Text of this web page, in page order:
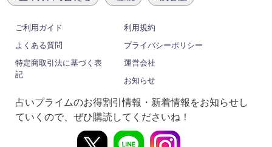
ご利用ガイド
利用規約
よくある質問
プライバシーポリシー
特定商取引法に基づく表
記
運営会社
お知らせ
占いプライムのお得割引情報・新着情報をお知らせし
ていくので、ぜひ購読してくださいね！